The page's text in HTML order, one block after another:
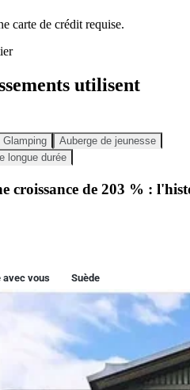
carte de crédit requise.
utilisent
Glamping
Auberge de jeunesse
longue durée
croissance de 203 % :
avec vous Suède